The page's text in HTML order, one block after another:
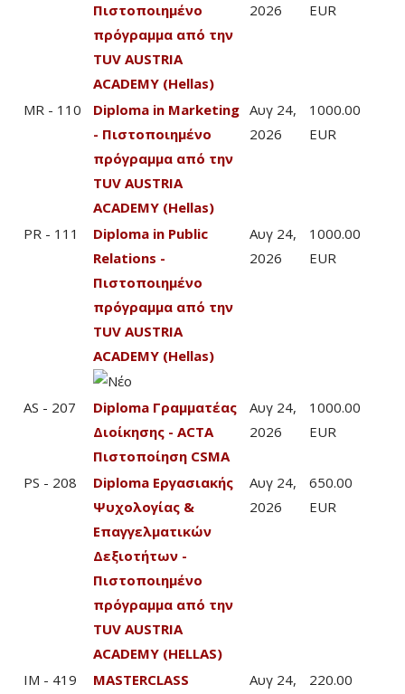
Πιστοποιημένο
πρόγραμμα από την
TUV AUSTRIA
ACADEMY (Hellas)
2026
EUR
MR - 110
Diploma in Marketing
- Πιστοποιημένο
πρόγραμμα από την
TUV AUSTRIA
ACADEMY (Hellas)
Αυγ 24,
2026
1000.00
EUR
PR - 111
Diploma in Public
Relations -
Πιστοποιημένο
πρόγραμμα από την
TUV AUSTRIA
ACADEMY (Hellas)
Αυγ 24,
2026
1000.00
EUR
AS - 207
Diploma Γραμματέας
Διοίκησης - ACTA
Πιστοποίηση CSMA
Αυγ 24,
2026
1000.00
EUR
PS - 208
Diploma Εργασιακής
Ψυχολογίας &
Επαγγελματικών
Δεξιοτήτων -
Πιστοποιημένο
πρόγραμμα από την
TUV AUSTRIA
ACADEMY (HELLAS)
Αυγ 24,
2026
650.00
EUR
IM - 419
MASTERCLASS
Αυγ 24,
220.00